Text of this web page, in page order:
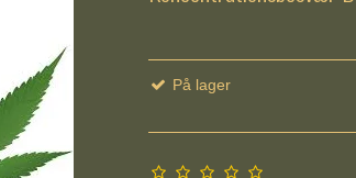
På lager